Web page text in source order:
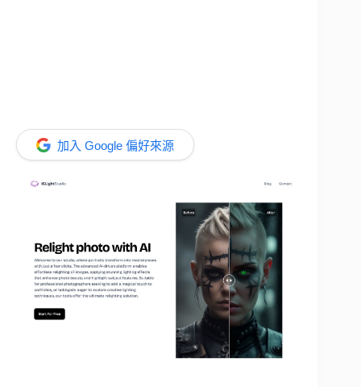
加入 Google 偏好來源